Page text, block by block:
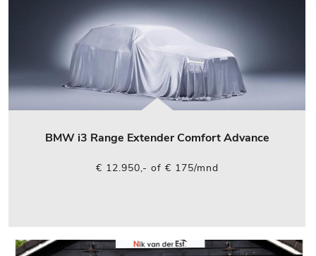
BMW i3 Range Extender Comfort Advance
€ 12.950,- of € 175/mnd